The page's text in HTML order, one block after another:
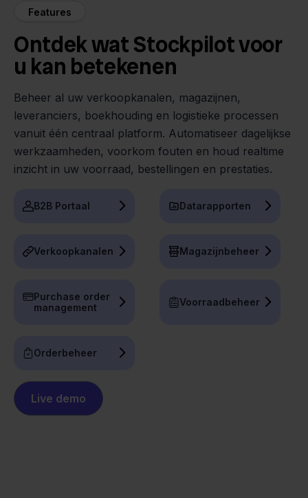
Features
Ontdek wat Stockpilot voor
u kan betekenen
Beheer al uw verkoopkanalen, magazijnen,
leveranciers, boekhouding en logistieke processen
vanuit één centraal platform. Automatiseer dagelijkse
werkzaamheden, voorkom fouten en houd realtime
inzicht in uw voorraad, bestellingen en prestaties.
B2B Portaal Datarapporten
Verkoopkanalen Magazijnbeheer
Purchase order
management
Voorraadbeheer
Orderbeheer
Live demo